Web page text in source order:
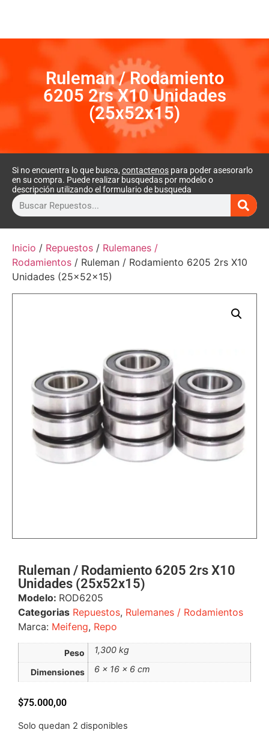
Ruleman / Rodamiento
6205 2rs X10 Unidades
(25x52x15)
Si no encuentra lo que busca, contactenos para poder asesorarlo
en su compra. Puede realizar busquedas por modelo o
descripción utilizando el formulario de busqueda
Inicio / Repuestos / Rulemanes /
Rodamientos / Ruleman / Rodamiento 6205 2rs X10
Unidades (25x52x15)
Ruleman / Rodamiento 6205 2rs X10
Unidades (25x52x15)
Modelo: ROD6205
Categorias Repuestos, Rulemanes / Rodamientos
Marca: Meifeng, Repo
Peso 1,300 kg
Dimensiones 6 × 16 × 6 cm
$75.000,00
Solo quedan 2 disponibles